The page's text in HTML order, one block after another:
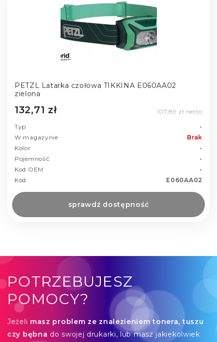
PETZL Latarka czołowa TIKKINA E060AA02
zielona
132,71 zł 107,89 zł netto
Typ
-
W magazynie
Brak
Kolor
-
Pojemność
-
Kod OEM
-
Kod
E060AA02
sprawdź dostępność
POTRZEBUJESZ
POMOCY?
Jeżeli masz problem ze znalezieniem tonera, tuszu
czy bębna do swojej drukarki, lub masz jakiekolwiek